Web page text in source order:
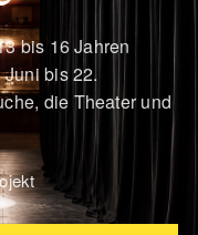
bis 16 Jahren
bis 22.
die Theater und